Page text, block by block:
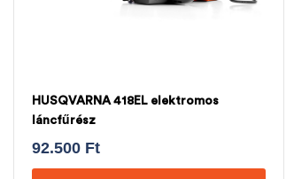
HUSQVARNA 418EL elektromos
láncfűrész
92.500 Ft